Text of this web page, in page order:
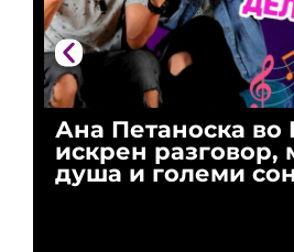
Ана Петаноска во
искрен разговор,
душа и големи